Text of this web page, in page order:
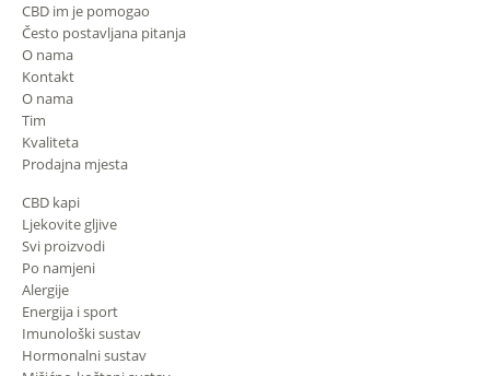
CBD im je pomogao
Često postavljana pitanja
O nama
Kontakt
O nama
Tim
Kvaliteta
Prodajna mjesta
CBD kapi
Ljekovite gljive
Svi proizvodi
Po namjeni
Alergije
Energija i sport
Imunološki sustav
Hormonalni sustav